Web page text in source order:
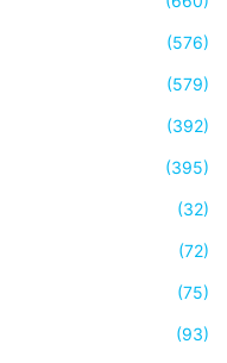
(576)
(579)
(392)
(395)
(32)
(72)
(75)
(93)